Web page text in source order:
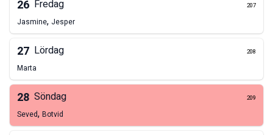
26 Fredag 207
Jasmine, Jesper
27 Lördag 208
Marta
28 Söndag 209
Seved, Botvid